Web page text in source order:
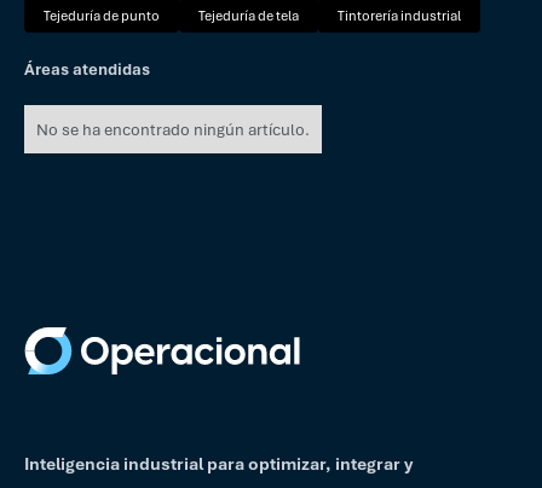
Tejeduría de punto Tejeduría de tela Tintorería industrial
Áreas atendidas
No se ha encontrado ningún artículo.
Inteligencia industrial para optimizar, integrar y